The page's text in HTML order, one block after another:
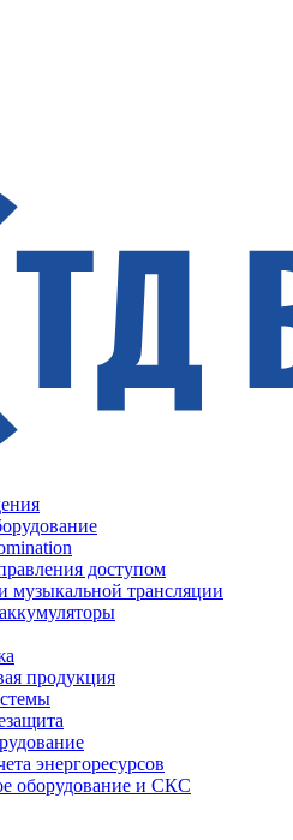
доступом
трансляции
продукция
энергоресурсов
оборудование и СКС